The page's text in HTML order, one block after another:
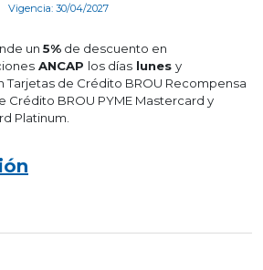
Vigencia: 30/04/2027
un 5% de descuento en
ANCAP los días lunes y
Tarjetas de Crédito BROU Recompensa
Crédito BROU PYME Mastercard y
Platinum.